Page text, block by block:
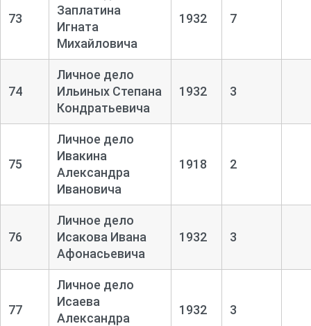
73
Заплатина
Игната
Михайловича
1932 7
74
Личное дело
Ильиных Степана
Кондратьевича
1932 3
75
Личное дело
Ивакина
Александра
Ивановича
1918 2
76
Личное дело
Исакова Ивана
Афонасьевича
1932 3
77
Личное дело
Исаева
Александра
1932 3